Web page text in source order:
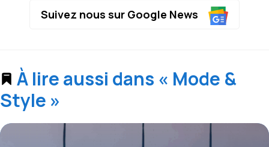
Suivez nous sur Google News
À lire aussi dans « Mode &
Style »